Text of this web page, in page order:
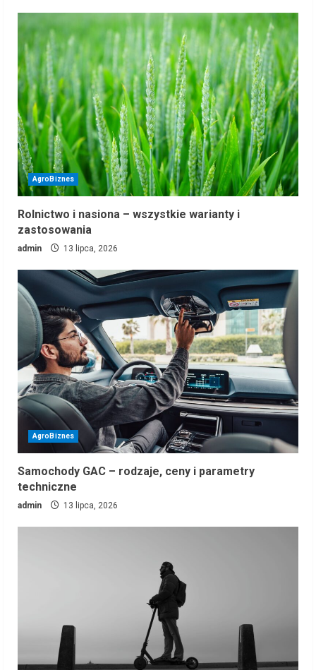
AgroBiznes
Rolnictwo i nasiona – wszystkie warianty i
zastosowania
admin 13 lipca, 2026
AgroBiznes
Samochody GAC – rodzaje, ceny i parametry
techniczne
admin 13 lipca, 2026